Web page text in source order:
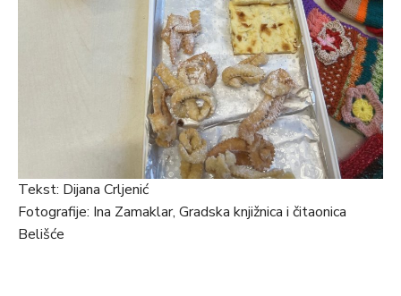
Tekst: Dijana Crljenić
Fotografije: Ina Zamaklar, Gradska knjižnica i čitaonica
Belišće